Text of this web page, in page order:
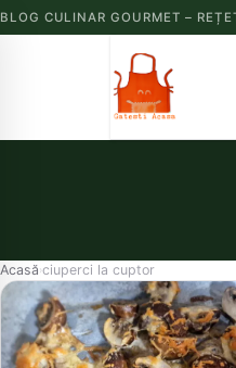
BLOG CULINAR GOURMET –
Acasă›ciuperci la cuptor